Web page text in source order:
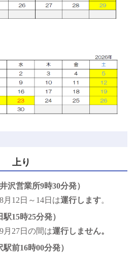
上り
沢営業所9時30分発）
12日～14日は運行します。
15時25分発）
月27日の間は運行しません。
前16時00分発）